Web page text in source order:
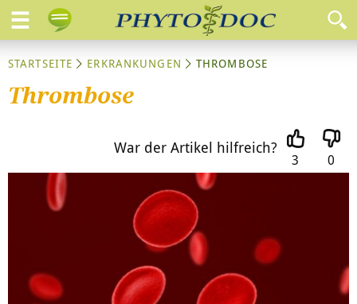
STARTSEITE ERKRANKUNGEN THROMBOSE
Thrombose
War der Artikel hilfreich?
3 0